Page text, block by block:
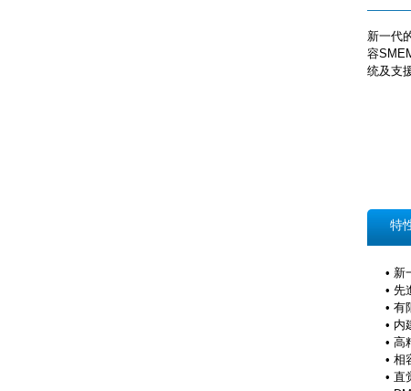
新一代
容
统
特
• 新
• 先
• 有
• 内
• 高
• 相
• 直